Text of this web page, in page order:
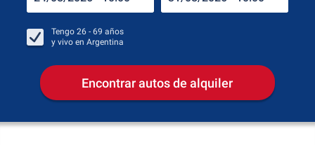
Tengo 26 - 69 años
y vivo en Argentina
Encontrar autos de alquiler